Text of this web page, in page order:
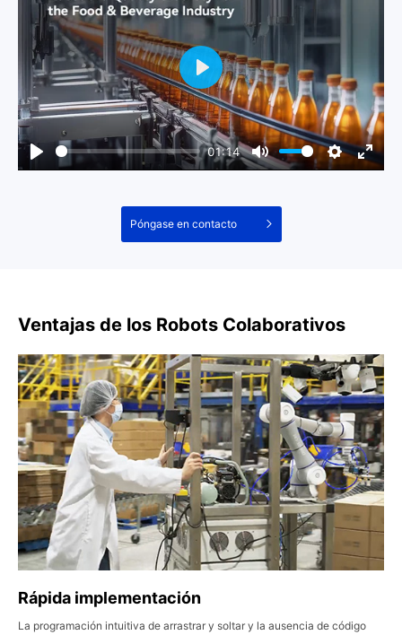
01:14
Póngase en contacto
Ventajas de los Robots Colaborativos
Rápida implementación
La programación intuitiva de arrastrar y soltar y la ausencia de código